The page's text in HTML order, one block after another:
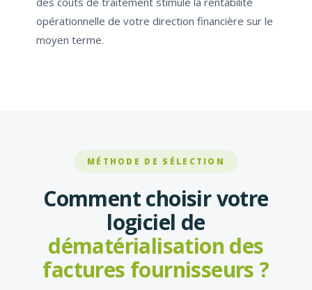
opérationnelle de votre direction financière sur le
moyen terme.
MÉTHODE DE SÉLECTION
Comment choisir votre
logiciel de
dématérialisation des
factures fournisseurs ?